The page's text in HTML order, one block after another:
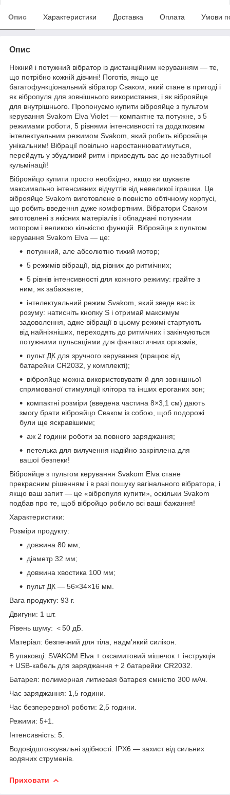
Опис Характеристики Доставка Оплата Умови
Опис
Ніжний і потужний вібратор із дистанційним керуванням — те,
що потрібно кожній дівчині! Поготів, якщо це
багатофункціональний вібратор Сваком, який стане в пригоді і
як вібропуля для зовнішнього використання, і як віброяйце
для внутрішнього. Пропонуємо купити віброяйце з пультом
керування Svakom Elva Violet — компактне та потужне, з 5
режимами роботи, 5 рівнями інтенсивності та додатковим
інтелектуальним режимом Svakom, який робить віброяйце
унікальним! Вібрації повільно наростаннюватимуться,
перейдуть у збудливий ритм і приведуть вас до незабутньої
кульмінації!
Віброяйцо купити просто необхідно, якщо ви шукаєте
максимально інтенсивних відчуттів від невеликої іграшки. Це
віброяйце Svakom виготовлене в повністю обтічному корпусі,
що робить введення дуже комфортним. Вібратори Сваком
виготовлені з якісних матеріалів і обладнані потужним
мотором і великою кількістю функцій. Віброяйце з пультом
керування Svakom Elva — це:
потужний, але абсолютно тихий мотор;
5 режимів вібрації, від рівних до ритмічних;
5 рівнів інтенсивності для кожного режиму: грайте з
ним, як забажаєте;
інтелектуальний режим Svakom, який зведе вас із
розуму: натисніть кнопку S і отримай максимум
задоволення, адже вібрації в цьому режимі стартують
від найніжніших, переходять до ритмічних і закінчуються
потужними пульсаціями для фантастичних оргазмів;
пульт ДК для зручного керування (працює від
батарейки CR2032, у комплекті);
віброяйце можна використовувати й для зовнішньої
спрямованої стимуляції клітора та інших ероганих зон;
компактні розміри (введена частина 8×3,1 см) дають
змогу брати віброяйцо Сваком із собою, щоб подорожі
були ще яскравішими;
аж 2 години роботи за повного заряджання;
петелька для вилучення надійно закріплена для
вашої безпеки!
Віброяйце з пультом керування Svakom Elva стане
прекрасним рішенням і в разі пошуку вагінального вібратора, і
якщо ваш запит — це «вібропуля купити», оскільки Svakom
подбав про те, щоб вібройцо робило всі ваші бажання!
Характеристики:
Розміри продукту:
довжина 80 мм;
діаметр 32 мм;
довжина хвостика 100 мм;
пульт ДК — 56×34×16 мм.
Вага продукту: 93 г.
Двигуни: 1 шт.
Рівень шуму: ＜50 дБ.
Матеріал: безпечний для тіла, надм'який силікон.
В упаковці: SVAKOM Elva + оксамитовий мішечок + інструкція
+ USB-кабель для заряджання + 2 батарейки CR2032.
Батарея: полимерная литиевая батарея ємністю 300 мАч.
Час заряджання: 1,5 години.
Час безперервної роботи: 2,5 години.
Режими: 5+1.
Інтенсивність: 5.
Водовідштовхувальні здібності: IPX6 — захист від сильних
водяних струменів.
Приховати